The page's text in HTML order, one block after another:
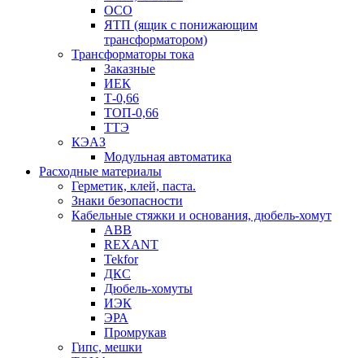
ОСО
ЯТП (ящик с понижающим
трансформатором)
Трансформаторы тока
Заказные
ИЕК
Т-0,66
ТОП-0,66
ТТЭ
КЭАЗ
Модульная автоматика
Расходные материалы
Герметик, клей, паста.
Знаки безопасности
Кабельные стяжки и основания, дюбель-хомут
ABB
REXANT
Tekfor
ДКС
Дюбель-хомуты
ИЭК
ЭРА
Промрукав
Гипс, мешки